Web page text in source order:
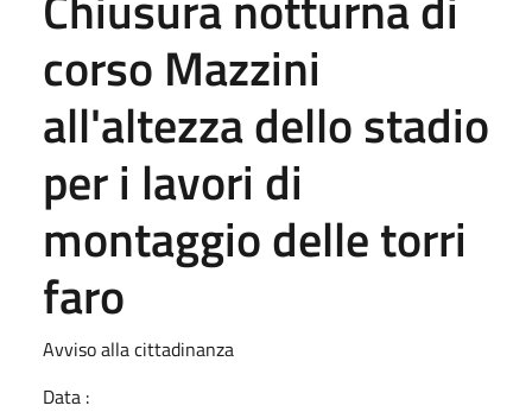
corso Mazzini
all'altezza dello stadio
per i lavori di
montaggio delle torri
faro
Avviso alla cittadinanza
Data :